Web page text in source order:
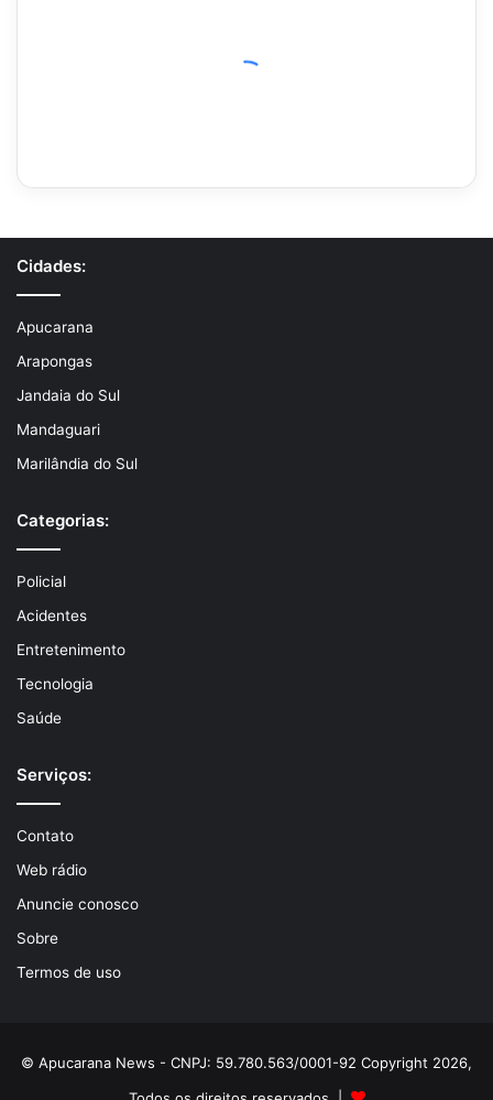
Cidades:
Apucarana
Arapongas
Jandaia do Sul
Mandaguari
Marilândia do Sul
Categorias:
Policial
Acidentes
Entretenimento
Tecnologia
Saúde
Serviços:
Contato
Web rádio
Anuncie conosco
Sobre
Termos de uso
© Apucarana News - CNPJ: 59.780.563/0001-92 Copyright 2026,